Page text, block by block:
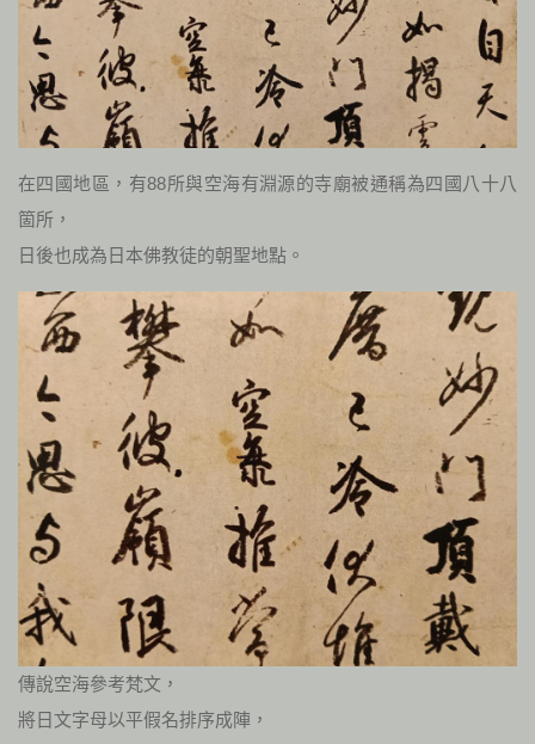
在四國地區，有88所與空海有淵源的寺廟被通稱為四國八十八
箇所，
日後也成為日本佛教徒的朝聖地點。
傳說空海參考梵文，
將日文字母以平假名排序成陣，